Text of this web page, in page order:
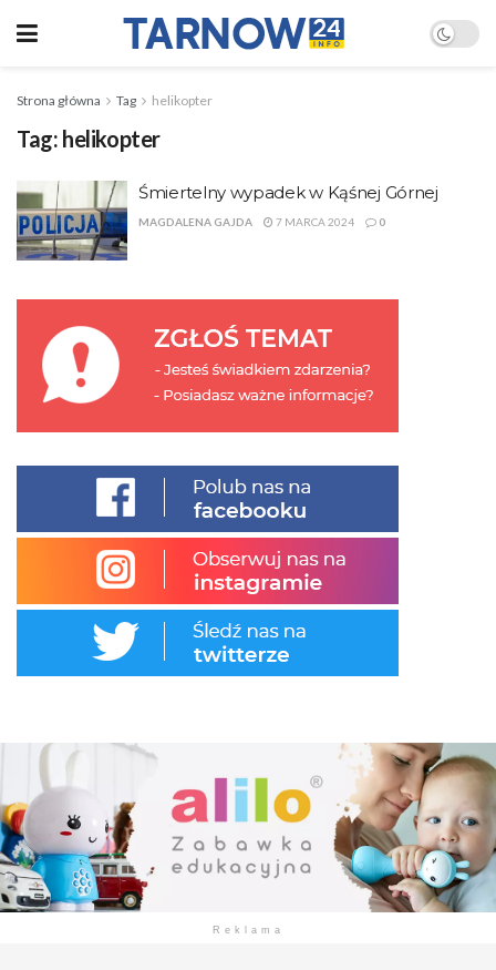
Strona główna Tag helikopter
Tag: helikopter
Śmiertelny wypadek w Kąśnej Górnej
MAGDALENA GAJDA 7 MARCA 2024 0
Reklama